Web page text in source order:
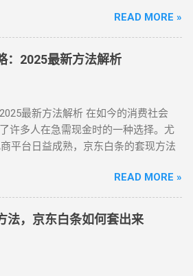
平台通过将你的京东白条额度支付给
方法时，一定要选择正规、信誉良好
不正规的服务商可能会收取不合理的
息来判断其可靠性。注意平台的操作
。 2. 利用京东白条分期服务套现 有些
付款功能进行套现，首先在京东商城
品退货。这样，用户就可以在一定时
当然，这种方式并非人人适用，因...
择正规、信誉良好的商家，避免陷入
过网络搜索、咨询朋友等方式，获取
条取现商家为我们提供了一种方便快
搞定！ 虽然有了京东白条取现商家，
条额度变现成现金，但更好的方式是
根本上解决资金周转的问题。京东白
。经常在京东购物并按时还款是提高白
惯至关重要。 提高个人信用评级。个
度的重要因素之一。您可以通过按时
升自己的信用评级。您还可以申请其
系，还给个人和企业带来巨大的风
到底有哪些？又该如何避免陷入其
文将详细探讨这个问题，并给出实际
技的进步，类似京东白条这样的消费
许用户通过分期付款的方式提前消
开始借机通过虚假交易、恶意套现等
不仅涉及到违规操作，还可能触犯法
惨重的代价。 京东白条套现的常见方
过以下几种方式进行： 虚假交易：一
大量商品，然后选择退货或转售这些
其他渠道出售，迅速将款项转回自己
用户能够将京东白条中的信用额度"转
READ MORE »
：2025最新方法解析
最新方法解析 在如今的消费社会
许多人在急需现金时的一种选择。尤
平台日益成熟，京东白条的套现方法
最新方法，以及如何通过合法、安全
充分利用这一金融工具。无论你是首
是已经有过经验，本篇文章都会为你
项。 我们需要明确什么是京东白条。
信用卡的消费信贷产品，用户可以在
选择"白条支付"来进行分期付款。这就
READ MORE »
法，京东白条如何套出来